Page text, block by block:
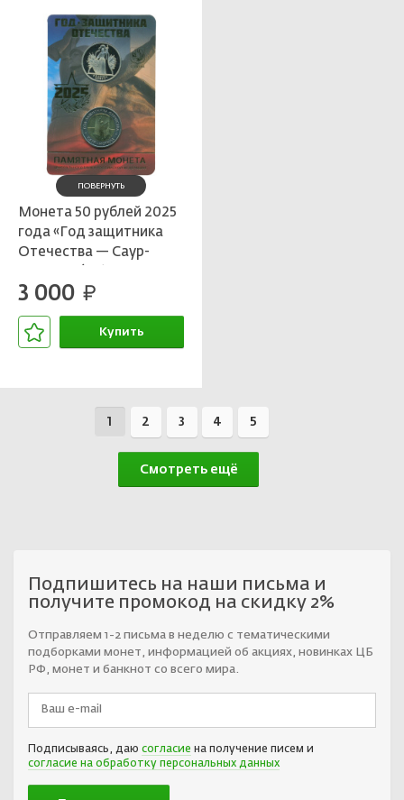
ПОВЕРНУТЬ
Монета 50 рублей 2025
года «Год защитника
Отечества — Саур-
жетоном ММД)
3 000 руб.
Купить
1 2 3 4 5
Смотреть ещё
Подпишитесь на наши письма и
получите промокод на скидку 2%
Отправляем 1-2 письма в неделю с тематическими
подборками монет, информацией об акциях, новинках ЦБ
РФ, монет и банкнот со всего мира.
Подписываясь, даю согласие на получение писем и
согласие на обработку персональных данных